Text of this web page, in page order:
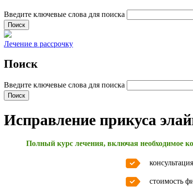
Введите ключевые слова для поиска
Лечение в рассрочку
Поиск
Введите ключевые слова для поиска
Исправление прикуса
Полный курс лечения, включая необходимое
стоимость